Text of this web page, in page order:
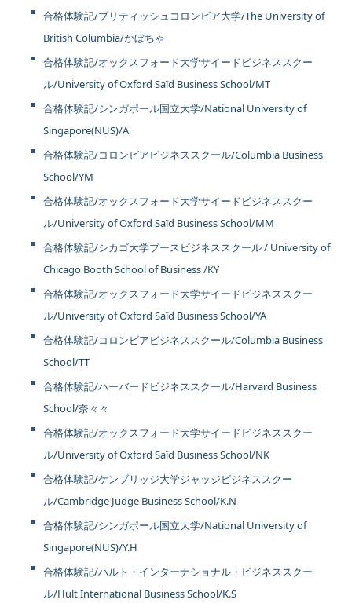
合格体験記/ブリティッシュコロンビア大学/The University of
British Columbia/かぼちゃ
合格体験記/オックスフォード大学サイードビジネススクー
ル/University of Oxford Saïd Business School/MT
合格体験記/シンガポール国立大学/National University of
Singapore(NUS)/A
合格体験記/コロンビアビジネススクール/Columbia Business
School/YM
合格体験記/オックスフォード大学サイードビジネススクー
ル/University of Oxford Saïd Business School/MM
合格体験記/シカゴ大学ブースビジネススクール / University of
Chicago Booth School of Business /KY
合格体験記/オックスフォード大学サイードビジネススクー
ル/University of Oxford Saïd Business School/YA
合格体験記/コロンビアビジネススクール/Columbia Business
School/TT
合格体験記/ハーバードビジネススクール/Harvard Business
School/奈々々
合格体験記/オックスフォード大学サイードビジネススクー
ル/University of Oxford Saïd Business School/NK
合格体験記/ケンブリッジ大学ジャッジビジネススクー
ル/Cambridge Judge Business School/K.N
合格体験記/シンガポール国立大学/National University of
Singapore(NUS)/Y.H
合格体験記/ハルト・インターナショナル・ビジネススクー
ル/Hult International Business School/K.S